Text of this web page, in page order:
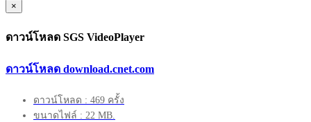
×
ดาวน์โหลด SGS VideoPlayer
ดาวน์โหลด download.cnet.com
ดาวน์โหลด : 469 ครั้ง
ขนาดไฟล์ : 22 MB.